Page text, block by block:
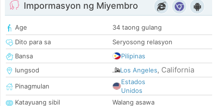
Impormasyon ng Miyembro
Age
34 taong gulang
Dito para sa
Seryosong relasyon
Bansa
Pilipinas
lungsod
Los Angeles, California
Pinagmulan
Estados
Unidos
Katayuang sibil
Walang asawa